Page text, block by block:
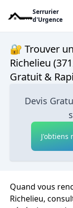
Serrurier
d'Urgence
🔐 Trouver
Richelieu
Gratuit &
Devis
J'obtiens
Quand vous
Richelieu,